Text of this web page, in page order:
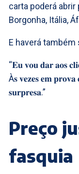
carta poderá
Borgonha, Itália,
E haverá também
“𝐄𝐮 𝐯𝐨𝐮 𝐝𝐚𝐫 𝐚𝐨𝐬
À𝐬 𝐯𝐞𝐳𝐞𝐬 𝐞𝐦 𝐩𝐫𝐨𝐯𝐚
𝐬𝐮𝐫𝐩𝐫𝐞𝐬𝐚.”
Preço
fasquia